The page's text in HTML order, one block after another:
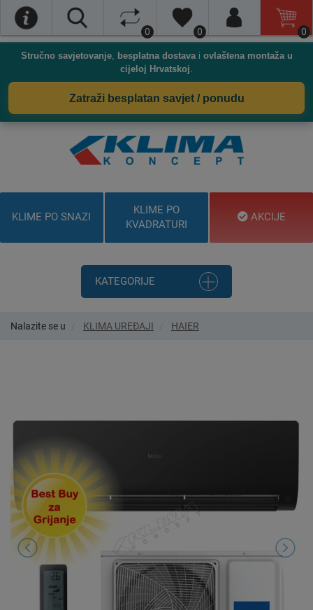
0 0 0
Stručno savjetovanje, besplatna dostavai ovlaštena montaža u
cijeloj Hrvatskoj.
Zatraži besplatan savjet / ponudu
KLIME PO SNAZI
KLIME PO
KVADRATURI
AKCIJE
KATEGORIJE
Nalazite se u KLIMA UREĐAJI HAIER